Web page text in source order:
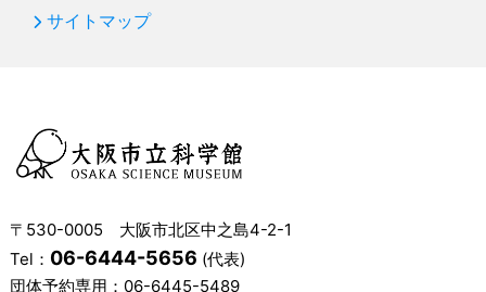
サイトマップ
〒530-0005 大阪市北区中之島4-2-1
Tel： 06-6444-5656 (代表)
団体予約専用： 06-6445-5489